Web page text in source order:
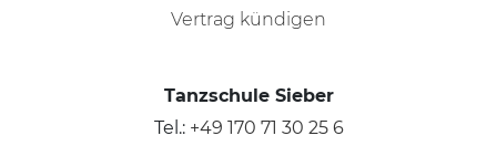
Vertrag kündigen
Tanzschule Sieber
Tel.: +49 170 71 30 25 6